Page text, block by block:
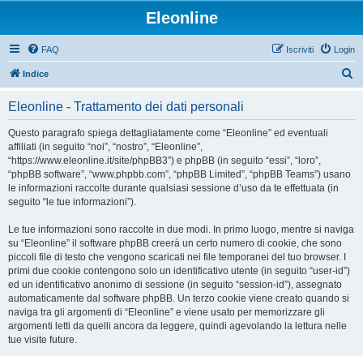
Eleonline
FAQ Login
Iscriviti
Indice
Eleonline - Trattamento dei dati personali
Questo paragrafo spiega dettagliatamente come “Eleonline” ed eventuali
affiliati (in seguito “noi”, “nostro”, “Eleonline”,
“https://www.eleonline.it/site/phpBB3”) e phpBB (in seguito “essi”, “loro”,
“phpBB software”, “www.phpbb.com”, “phpBB Limited”, “phpBB Teams”) usano
le informazioni raccolte durante qualsiasi sessione d’uso da te effettuata (in
seguito “le tue informazioni”).
Le tue informazioni sono raccolte in due modi. In primo luogo, mentre si naviga
su “Eleonline” il software phpBB creerà un certo numero di cookie, che sono
piccoli file di testo che vengono scaricati nei file temporanei del tuo browser. I
primi due cookie contengono solo un identificativo utente (in seguito “user-id”)
ed un identificativo anonimo di sessione (in seguito “session-id”), assegnato
automaticamente dal software phpBB. Un terzo cookie viene creato quando si
naviga tra gli argomenti di “Eleonline” e viene usato per memorizzare gli
argomenti letti da quelli ancora da leggere, quindi agevolando la lettura nelle
tue visite future.